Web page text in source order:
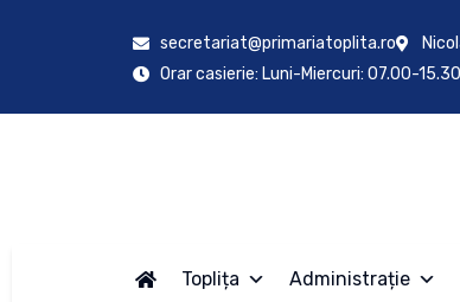
secretariat@primariatoplita.ro
Orar casierie: Luni-Miercuri: 07.00-
Toplița Administrație